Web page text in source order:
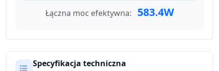
Łączna moc efektywna: 583.4W
Specyfikacja techniczna